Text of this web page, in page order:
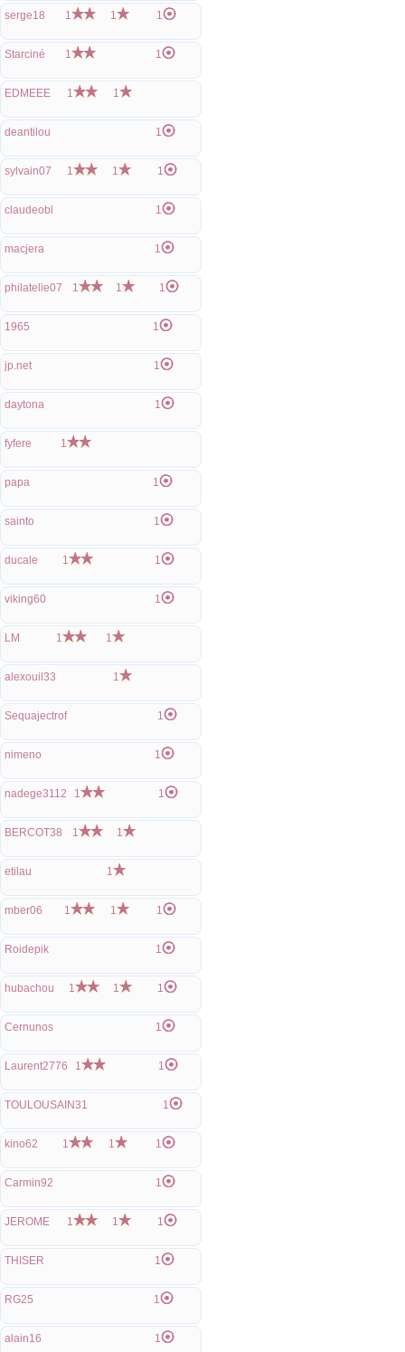
serge18 1 1 1
Starciné 1 1
EDMEEE 1 1
deantilou 1
sylvain07 1 1 1
claudeobl 1
macjera 1
philatelie07 1 1 1
1965 1
jp.net 1
daytona 1
fyfere 1
papa 1
sainto 1
ducale 1 1
viking60 1
LM 1 1
alexouil33 1
Sequajectrof 1
nimeno 1
nadege3112 1 1
BERCOT38 1 1
etilau 1
mber06 1 1 1
Roidepik 1
hubachou 1 1 1
Cernunos 1
Laurent2776 1 1
TOULOUSAIN31 1
kino62 1 1 1
Carmin92 1
JEROME 1 1 1
THISER 1
RG25 1
alain16 1